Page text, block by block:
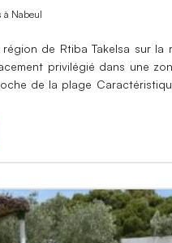
à Nabeul
de Rtiba Takelsa sur la
privilégié dans une
de la plage